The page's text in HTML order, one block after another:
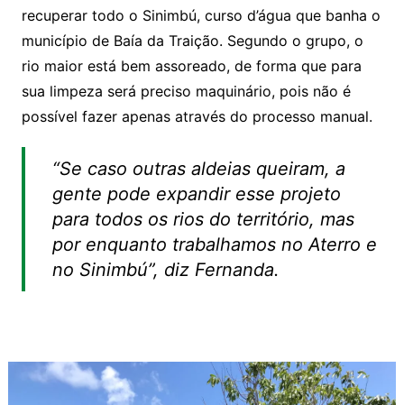
recuperar todo o Sinimbú, curso d’água que banha o
município de Baía da Traição. Segundo o grupo, o
rio maior está bem assoreado, de forma que para
sua limpeza será preciso maquinário, pois não é
possível fazer apenas através do processo manual.
“Se caso outras aldeias queiram, a
gente pode expandir esse projeto
para todos os rios do território, mas
por enquanto trabalhamos no Aterro e
no Sinimbú”, diz Fernanda.